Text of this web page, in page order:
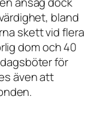
bland
skett vid flera
dom och 40
för
även att